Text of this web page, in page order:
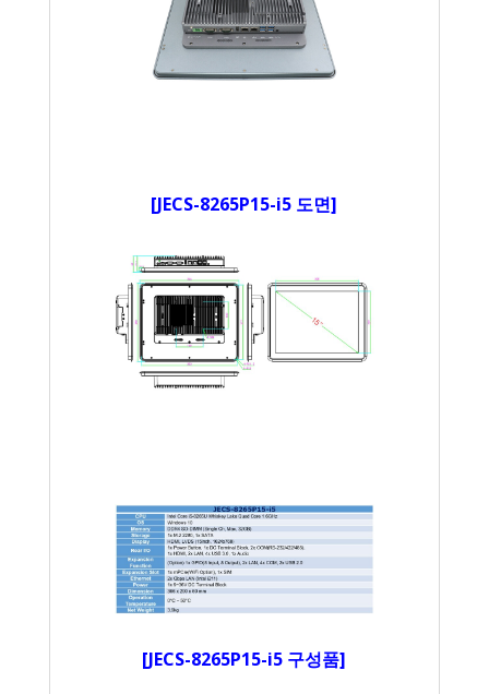
[JECS-8265P15-i5 도면]
[JECS-8265P15-i5 구성품]